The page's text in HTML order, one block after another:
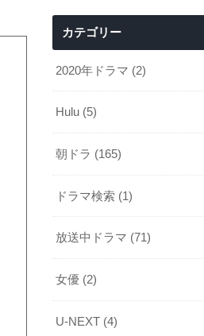
カテゴリー
2020年ドラマ (2)
Hulu (5)
朝ドラ (165)
ドラマ検索 (1)
放送中ドラマ (71)
女優 (2)
U-NEXT (4)